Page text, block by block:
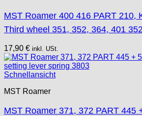
MST Roamer 400 416 PART 210,
Third wheel 351, 352, 364, 401
17,90 € inkl. USt.
Schnellansicht
MST Roamer
MST Roamer 371, 372 PART 445